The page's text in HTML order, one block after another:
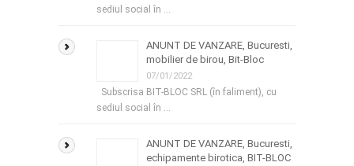
sediul social în …
ANUNT DE VANZARE, Bucuresti,
mobilier de birou, Bit-Bloc
07/01/2022
Subscrisa BIT-BLOC SRL (în faliment), cu
sediul social în …
ANUNT DE VANZARE, Bucuresti,
echipamente birotica, BIT-BLOC